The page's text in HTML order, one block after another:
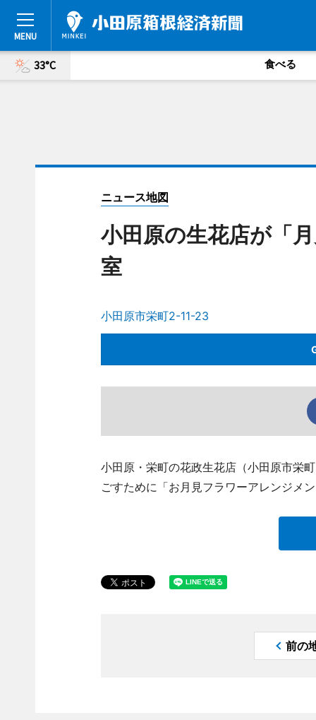
33°C 食べる
ニュース地図
小田原の生花店が「
室
小田原市栄町2-11-23
小田原・栄町の花政生花店（小田原市栄
ごすために「お月見フラワーアレンジメ
前の